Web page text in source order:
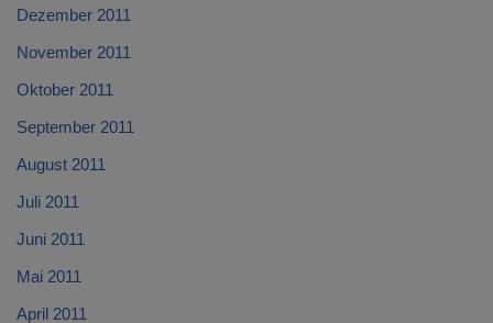
Dezember 2011
November 2011
Oktober 2011
September 2011
August 2011
Juli 2011
Juni 2011
Mai 2011
April 2011